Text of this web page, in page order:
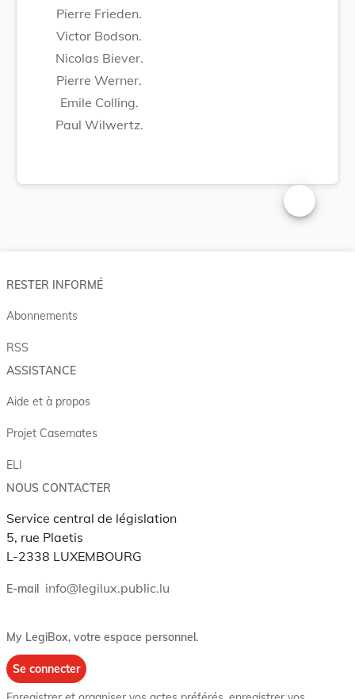
Pierre Frieden.
Victor Bodson.
Nicolas Biever.
Pierre Werner.
Emile Colling.
Paul Wilwertz.
Changer la
RESTER INFORMÉ
Abonnements
RSS
ASSISTANCE
Aide et à propos
Projet Casemates
ELI
NOUS CONTACTER
Service central de législation
5, rue Plaetis
L-2338 LUXEMBOURG
E-mail info@legilux.public.lu
My LegiBox, votre espace personnel.
Se connecter